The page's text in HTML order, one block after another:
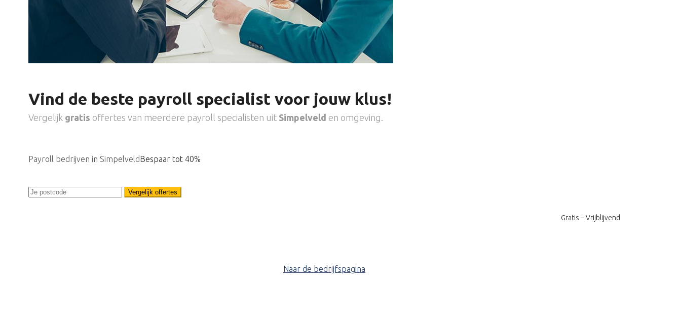
Vind de beste payroll specialist voor jouw klus!
Vergelijk gratis offertes van meerdere payroll specialisten uit Simpelveld en omgeving.
Payroll bedrijven in SimpelveldBespaar tot 40%
Vergelijk offertes
Gratis – Vrijblijvend
Naar de bedrijfspagina